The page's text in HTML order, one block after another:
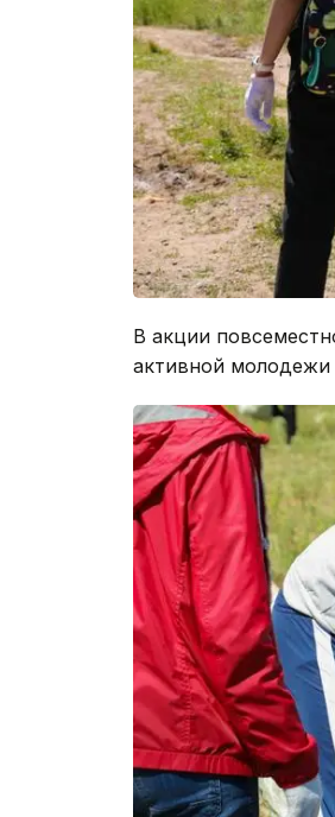
В акции
активной молодежи